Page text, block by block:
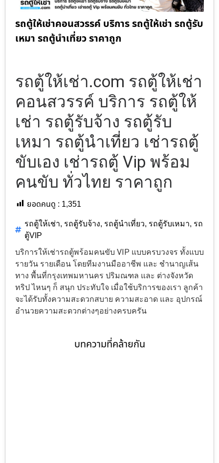
รถตู้ให้เช่าคอนสวรรค์ บริการ รถตู้ให้เช่า รถตู้รับ
เหมา รถตู้นำเที่ยว ราคาถูก
รถตู้ให้เช่า.com รถตู้ให้เช่า
คอนสวรรค์ บริการ รถตู้ให้
เช่า รถตู้รับจ้าง รถตู้รับ
เหมา รถตู้นำเที่ยว เช่ารถตู้
ขับเอง เช่ารถตู้ Vip พร้อม
คนขับ ทั่วไทย ราคาถูก
ยอดคนดู : 1,351
รถตู้ให้เช่า, รถตู้รับจ้าง, รถตู้นำเที่ยว, รถตู้รับเหมา, รถ
ตู้VIP
บริการให้เช่ารถตู้พร้อมคนขับ VIP แบบครบวงจร ทั้งแบบ
รายวัน รายเดือน โดยทีมงานมืออาชีพ และ ชำนาญเส้น
ทาง พื้นที่กรุงเทพมหานคร ปริมณฑล และ ต่างจังหวัด
ทริป ไหนๆ ก็ สนุก ประทับใจ เมื่อใช้บริการของเรา ลูกค้า
จะได้รับทั้งความสะดวกสบาย ความสะอาด และ อุปกรณ์
อำนวยความสะดวกต่างๆอย่างครบครัน
บทความที่คล้ายกัน